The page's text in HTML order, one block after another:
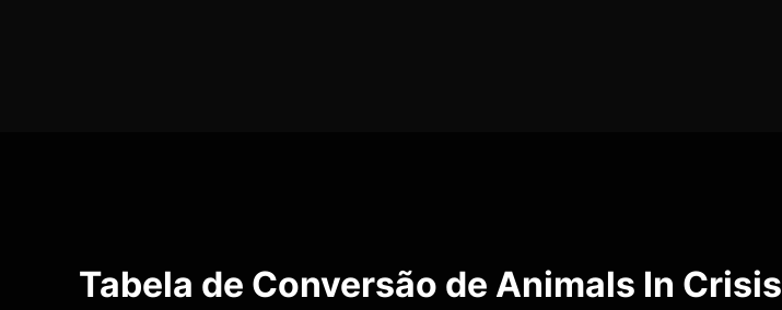
Tabela de Conversão de Animals In Crisis